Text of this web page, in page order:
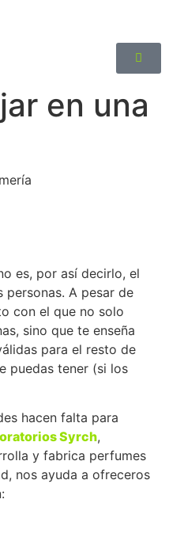
en una
es, por así decirlo, el
personas. A pesar de
con el que no solo
sino que te enseña
para el resto de
puedas tener (si los
hacen falta para
Syrch,
y fabrica perfumes
nos ayuda a ofreceros